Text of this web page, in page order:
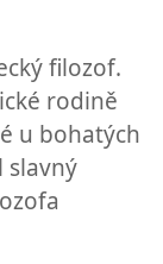
filozof.
rodině
u bohatých
slavný